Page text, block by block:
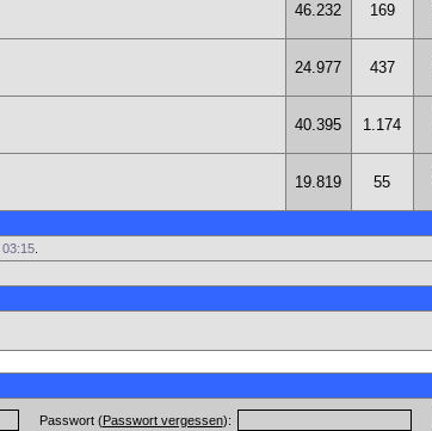
46.232 169
24.977 437
40.395 1.174
19.819 55
03:15.
Passwort (Passwort vergessen):